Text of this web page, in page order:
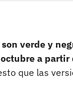
verde y
a partir
que las